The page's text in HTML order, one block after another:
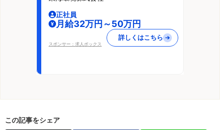
も可能
正社員
月給32万円～50万円
スポンサー：求人ボックス
詳しくはこちら
この記事をシェア